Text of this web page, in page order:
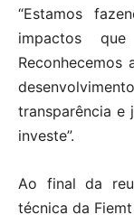
“Estamos
impactos
transparência e
investe”.
Ao final da
técnica da